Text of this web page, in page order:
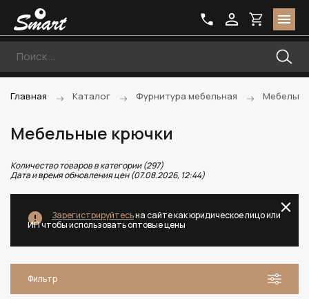
Главная Каталог Фурнитура мебельная
Мебельные крючки
Количество товаров в категории (297)
Дата и время обновления цен (07.08.2026, 12:44)
Зарегистрируйтесьна сайте как юридическое лицо или
ИП чтобы использовать оптовые цены
Фильтр